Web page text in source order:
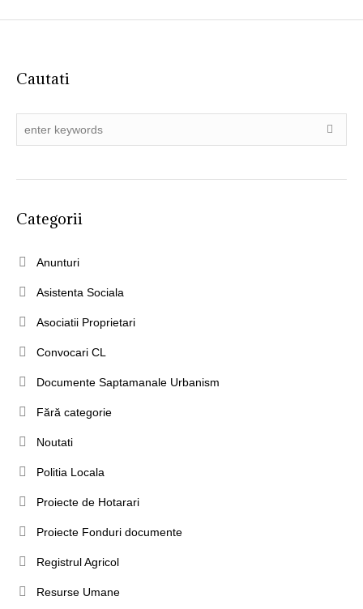
Cautati
Categorii
Anunturi
Asistenta Sociala
Asociatii Proprietari
Convocari CL
Documente Saptamanale Urbanism
Fără categorie
Noutati
Politia Locala
Proiecte de Hotarari
Proiecte Fonduri documente
Registrul Agricol
Resurse Umane